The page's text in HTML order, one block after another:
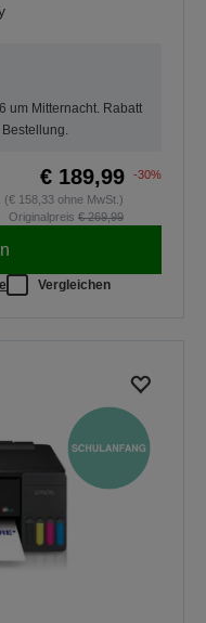
um Mitternacht. Rabatt
€ 189,99
-30%
(€ 158,33 ohne MwSt.)
Originalpreis € 269,99
Vergleichen